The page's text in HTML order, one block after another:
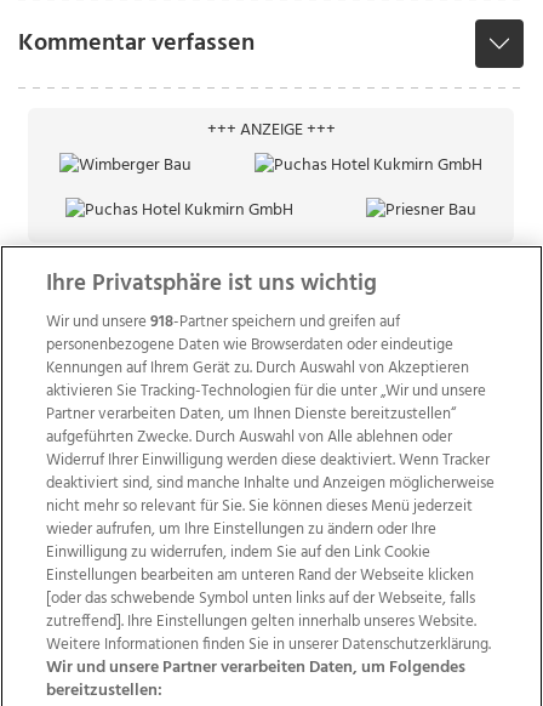
Kommentar verfassen
+++ ANZEIGE +++
Wir über uns Mediadaten Kontakt
Jobs
Datenschutz
Impressum
AGB Anzeigekunden
AGB Website
Ehrenkodex Politische Werbung
Ihre Privatsphäre ist uns wichtig
Wir und unsere918-Partner speichern und greifen auf
personenbezogene Daten wie Browserdaten oder eindeutige
Kennungen auf Ihrem Gerät zu. Durch Auswahl von Akzeptieren
aktivieren Sie Tracking-Technologien für die unter „Wir und unsere
Partner verarbeiten Daten, um Ihnen Dienste bereitzustellen“
aufgeführten Zwecke. Durch Auswahl von Alle ablehnen oder
Widerruf Ihrer Einwilligung werden diese deaktiviert. Wenn Tracker
deaktiviert sind, sind manche Inhalte und Anzeigen möglicherweise
nicht mehr so relevant für Sie. Sie können dieses Menü jederzeit
wieder aufrufen, um Ihre Einstellungen zu ändern oder Ihre
Einwilligung zu widerrufen, indem Sie auf den Link Cookie
Einstellungen bearbeiten am unteren Rand der Webseite klicken
[oder das schwebende Symbol unten links auf der Webseite, falls
zutreffend]. Ihre Einstellungen gelten innerhalb unseres Website.
Weitere Informationen finden Sie in unserer Datenschutzerklärung.
Wir und unsere Partner verarbeiten Daten, um Folgendes
bereitzustellen: